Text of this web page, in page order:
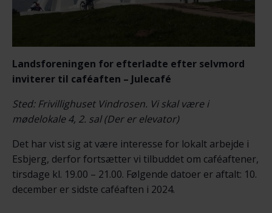
Landsforeningen for efterladte efter selvmord
inviterer til caféaften – Julecafé
Sted: Frivillighuset Vindrosen. Vi skal være i
mødelokale 4, 2. sal (Der er elevator)
Det har vist sig at være interesse for lokalt arbejde i
Esbjerg, derfor fortsætter vi tilbuddet om caféaftener,
tirsdage kl. 19.00 – 21.00. Følgende datoer er aftalt: 10.
december er sidste caféaften i 2024.